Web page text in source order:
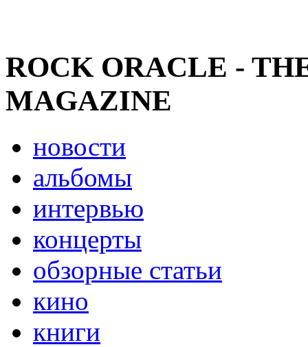
ROCK ORACLE -
MAGAZINE
новости
альбомы
интервью
концерты
обзорные статьи
кино
книги